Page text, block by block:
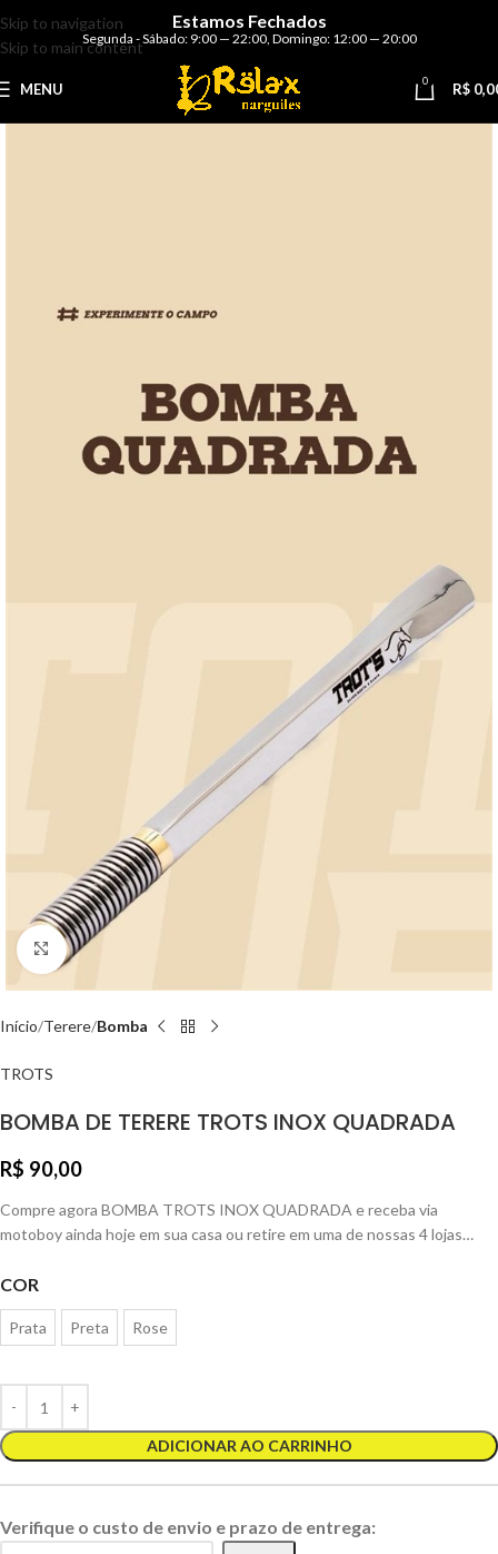
Skip to navigation
Skip to main content
Estamos Fechados
Segunda - Sábado: 9:00 — 22:00, Domingo: 12:00 — 20:00
MENU 0 R$
Clique para ampliar
Início Terere Bomba
TROTS
BOMBA DE TERERE TROTS INOX QUADRADA
R$ 90,00
Compre agora BOMBA TROTS INOX QUADRADA e receba via
motoboy ainda hoje em sua casa ou retire em uma de nossas 4 lojas…
COR
Prata Preta Rose
ADICIONAR AO CARRINHO
Verifique o custo de envio e prazo de entrega: